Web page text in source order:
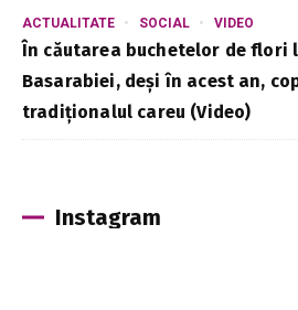
ACTUALITATE SOCIAL VIDEO
În căutarea buchetelor de flori
Basarabiei, deși în acest an,
tradiționalul careu (Video)
Instagram